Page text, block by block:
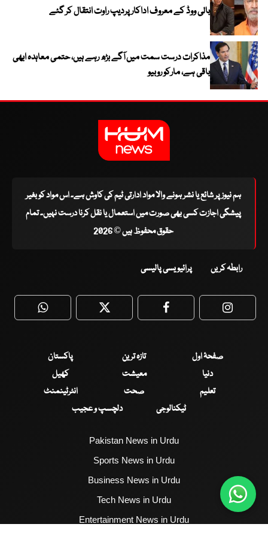
بالی ووڈ کے معروف اداکار پردیپ راوت انتقال کر گئے
مذاکرات درست سمت میں آگے بڑھ رہے ہیں، حتمی معاہدہ ابھی
باقی ہے، مارکو روبیو
ہم نیوز پر شائع یا نشر ہونے والا مواد ادارتی ٹیم کی کاوش ہے۔ اس مواد کو بغیر
پیشگی اجازت کسی بھی صورت میں استعمال یا نقل کرنا درست نہیں۔ تمام
حقوق محفوظ ہیں © 2026
رابطہ کریں پرائیویسی پالیسی
WhatsApp Twitter Facebook
صفحۂ اول تازہ ترین
پاکستان
دنیا
معیشت
کھیل
تعلیم
صحت
انٹرٹینمنٹ
ٹیکنالوجی
دلچسپ و عجیب
Pakistan News in Urdu
Sports News in Urdu
Business News in Urdu
Tech News in Urdu
Entertainment News in Urdu